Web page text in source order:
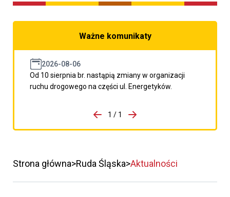
Ważne komunikaty
2026-08-06
Od 10 sierpnia br. nastąpią zmiany w organizacji
ruchu drogowego na części ul. Energetyków.
porzpedniego komunikatu
1 / 1
Przejdź do następnego
Strona główna Ruda Śląska Aktualności